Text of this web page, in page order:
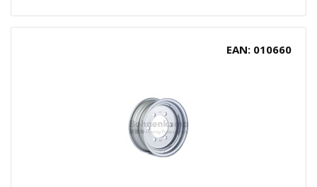
EAN: 010660